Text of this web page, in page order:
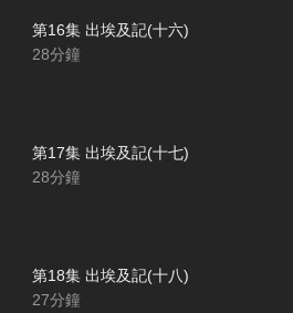
第16集 出埃及記(十六)
28分鐘
第17集 出埃及記(十七)
28分鐘
第18集 出埃及記(十八)
27分鐘